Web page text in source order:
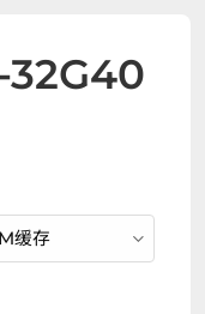
32G40
缓存